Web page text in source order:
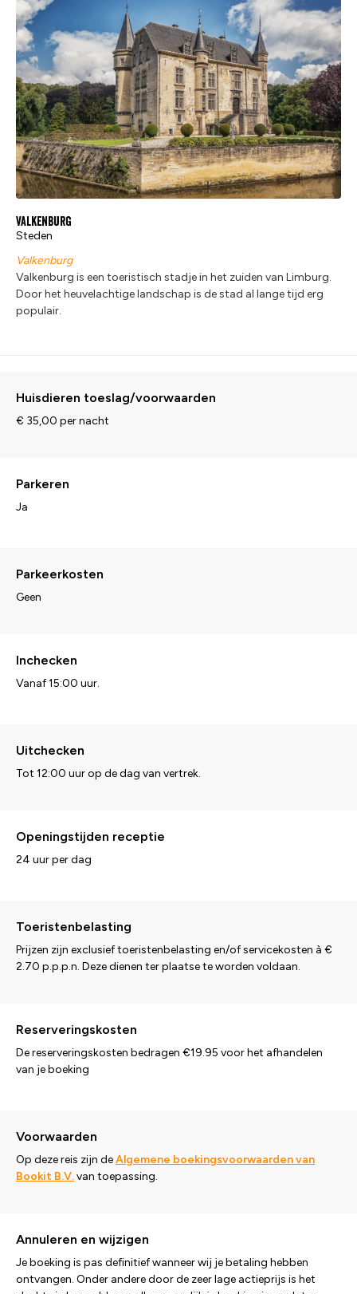
Valkenburg
Steden
Valkenburg
Valkenburg is een toeristisch stadje in het zuiden van Limburg.
Door het heuvelachtige landschap is de stad al lange tijd erg
populair.
Huisdieren toeslag/voorwaarden
€ 35,00 per nacht
Parkeren
Ja
Parkeerkosten
Geen
Inchecken
Vanaf 15:00 uur.
Uitchecken
Tot 12:00 uur op de dag van vertrek.
Openingstijden receptie
24 uur per dag
Toeristenbelasting
Prijzen zijn exclusief toeristenbelasting en/of servicekosten à €
2.70 p.p.p.n. Deze dienen ter plaatse te worden voldaan.
Reserveringskosten
De reserveringskosten bedragen €19.95 voor het afhandelen
van je boeking
Voorwaarden
Op deze reis zijn deAlgemene boekingsvoorwaarden van
Bookit B.V.van toepassing.
Annuleren en wijzigen
Je boeking is pas definitief wanneer wij je betaling hebben
ontvangen. Onder andere door de zeer lage actieprijs is het